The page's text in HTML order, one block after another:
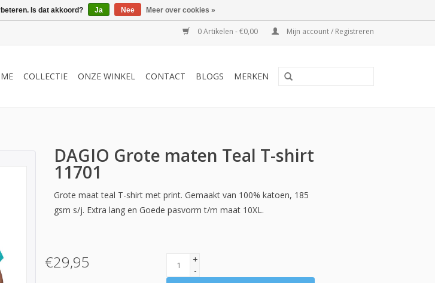
0 Artikelen - €0,00 Mijn account / Registreren
COLLECTIE ONZE WINKEL CONTACT BLOGS MERKEN
DAGIO Grote maten Teal T-shirt
11701
Grote maat teal T-shirt met print. Gemaakt van 100% katoen, 185
gsm s/j. Extra lang en Goede pasvorm t/m maat 10XL.
€29,95
+
-
Is dat akkoord? Ja Nee Meer over cookies »